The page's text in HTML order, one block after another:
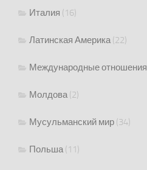
Италия (16)
Латинская Америка (22)
Международные отношения
Молдова (2)
Мусульманский мир (34)
Польша (11)